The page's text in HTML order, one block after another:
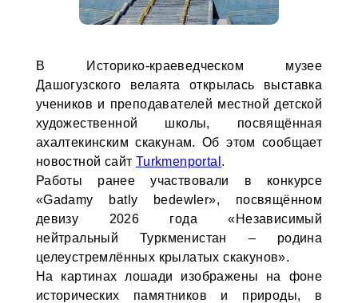
В Историко-краеведческом музее
Дашогузского велаята открылась выставка
учеников и преподавателей местной детской
художественной школы, посвящённая
ахалтекинским скакунам. Об этом сообщает
новостной сайт Turkmenportal .
Работы ранее участвовали в конкурсе
«Gadamy batly bedewler», посвящённом
девизу 2026 года «Независимый
нейтральный Туркменистан – родина
целеустремлённых крылатых скакунов».
На картинах лошади изображены на фоне
исторических памятников и природы, в